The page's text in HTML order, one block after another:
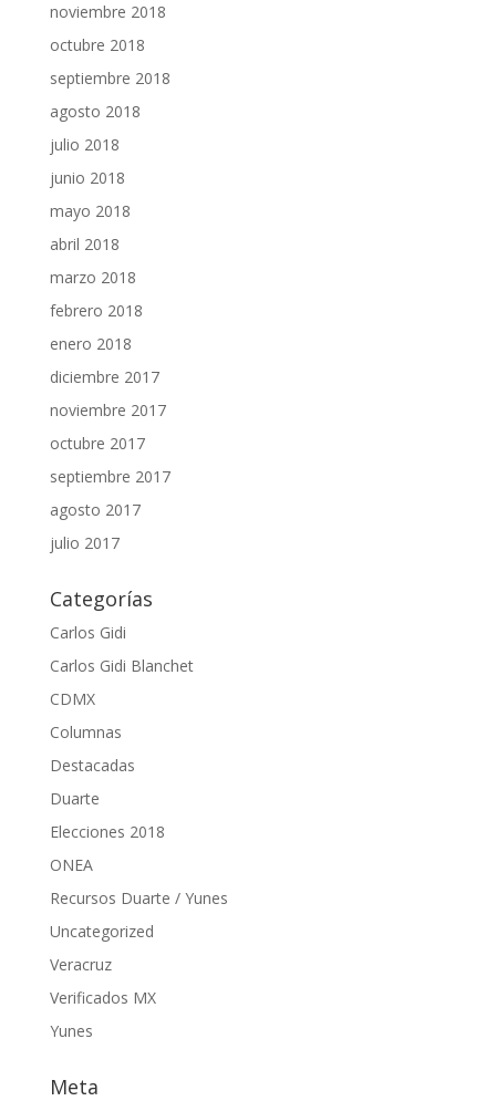
noviembre 2018
octubre 2018
septiembre 2018
agosto 2018
julio 2018
junio 2018
mayo 2018
abril 2018
marzo 2018
febrero 2018
enero 2018
diciembre 2017
noviembre 2017
octubre 2017
septiembre 2017
agosto 2017
julio 2017
Categorías
Carlos Gidi
Carlos Gidi Blanchet
CDMX
Columnas
Destacadas
Duarte
Elecciones 2018
ONEA
Recursos Duarte / Yunes
Uncategorized
Veracruz
Verificados MX
Yunes
Meta